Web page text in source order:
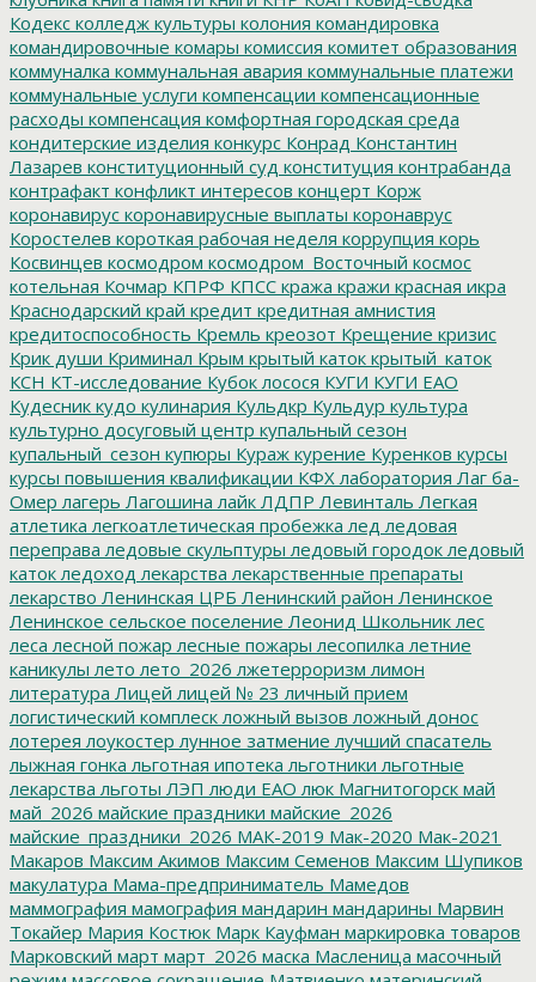
Кодекс колледж культуры колония командировка
командировочные комары комиссия комитет образования
коммуналка коммунальная авария коммунальные платежи
коммунальные услуги компенсации компенсационные
расходы компенсация комфортная городская среда
кондитерские изделия конкурс Конрад Константин
Лазарев конституционный суд конституция контрабанда
контрафакт конфликт интересов концерт Корж
коронавирус коронавирусные выплаты коронаврус
Коростелев короткая рабочая неделя коррупция корь
Косвинцев космодром космодром_Восточный космос
котельная Кочмар КПРФ КПСС кража кражи красная икра
Краснодарский край кредит кредитная амнистия
кредитоспособность Кремль креозот Крещение кризис
Крик души Криминал Крым крытый каток крытый_каток
КСН КТ-исследование Кубок лосося КУГИ КУГИ ЕАО
Кудесник кудо кулинария Кульдкр Кульдур культура
культурно досуговый центр купальный сезон
купальный_сезон купюры Кураж курение Куренков курсы
курсы повышения квалификации КФХ лаборатория Лаг ба-
Омер лагерь Лагошина лайк ЛДПР Левинталь Легкая
атлетика легкоатлетическая пробежка лед ледовая
переправа ледовые скульптуры ледовый городок ледовый
каток ледоход лекарства лекарственные препараты
лекарство Ленинская ЦРБ Ленинский район Ленинское
Ленинское сельское поселение Леонид Школьник лес
леса лесной пожар лесные пожары лесопилка летние
каникулы лето лето_2026 лжетерроризм лимон
литература Лицей лицей № 23 личный прием
логистический комплеск ложный вызов ложный донос
лотерея лоукостер лунное затмение лучший спасатель
лыжная гонка льготная ипотека льготники льготные
лекарства льготы ЛЭП люди ЕАО люк Магнитогорск май
май_2026 майские праздники майские_2026
майские_праздники_2026 МАК-2019 Мак-2020 Мак-2021
Макаров Максим Акимов Максим Семенов Максим Шупиков
макулатура Мама-предприниматель Мамедов
маммография мамография мандарин мандарины Марвин
Токайер Мария Костюк Марк Кауфман маркировка товаров
Марковский март март_2026 маска Масленица масочный